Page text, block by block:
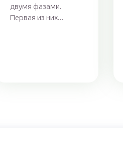
двумя фазами.
Первая из них...